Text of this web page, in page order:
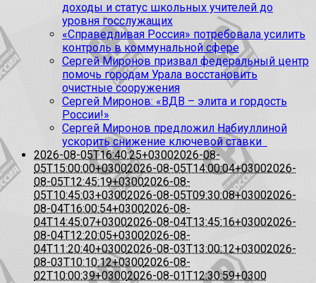
доходы и статус школьных учителей до
уровня госслужащих
«Справедливая Россия» потребовала усилить
контроль в коммунальной сфере
Сергей Миронов призвал федеральный центр
помочь городам Урала восстановить
очистные сооружения
Сергей Миронов: «ВДВ – элита и гордость
России!»
Сергей Миронов предложил Набиуллиной
ускорить снижение ключевой ставки
2026-08-05T16:40:25+03002026-08-
05T15:00:00+03002026-08-05T14:00:04+03002026-
08-05T12:45:19+03002026-08-
05T10:45:03+03002026-08-05T09:30:08+03002026-
08-04T16:00:54+03002026-08-
04T14:45:07+03002026-08-04T13:45:16+03002026-
08-04T12:20:05+03002026-08-
04T11:20:40+03002026-08-03T13:00:12+03002026-
08-03T10:10:12+03002026-08-
02T10:00:39+03002026-08-01T12:30:59+0300